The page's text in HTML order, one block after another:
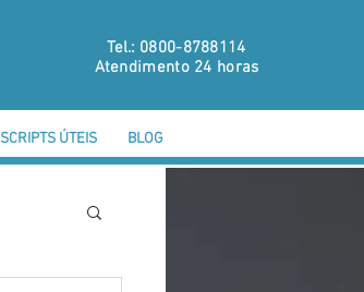
Tel.: 0800-8788114
Atendimento 24 horas
SCRIPTS ÚTEIS BLOG